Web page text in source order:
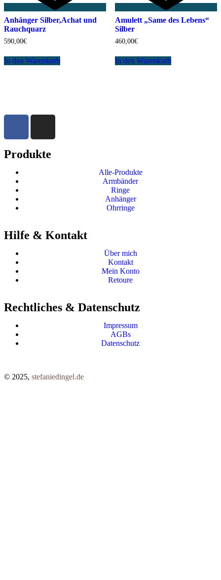
Anhänger Silber,Achat und
Rauchquarz
590,00€
In den Warenkorb
Amulett „Same des Lebens“
Silber
460,00€
In den Warenkorb
Produkte
Alle-Produkte
Armbänder
Ringe
Anhänger
Ohrringe
Hilfe & Kontakt
Über mich
Kontakt
Mein Konto
Retoure
Rechtliches & Datenschutz
Impressum
AGBs
Datenschutz
© 2025, stefaniedingel.de